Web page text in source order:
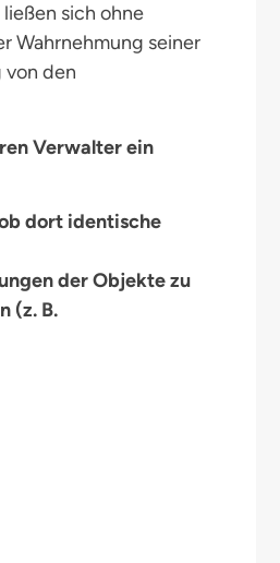
sich ohne
Wahrnehmung seiner
von den
Verwalter ein
dort identische
der Objekte zu
(z. B.